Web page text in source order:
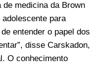
medicina da Brown
para
entender o papel dos
disse Carskadon,
O conhecimento